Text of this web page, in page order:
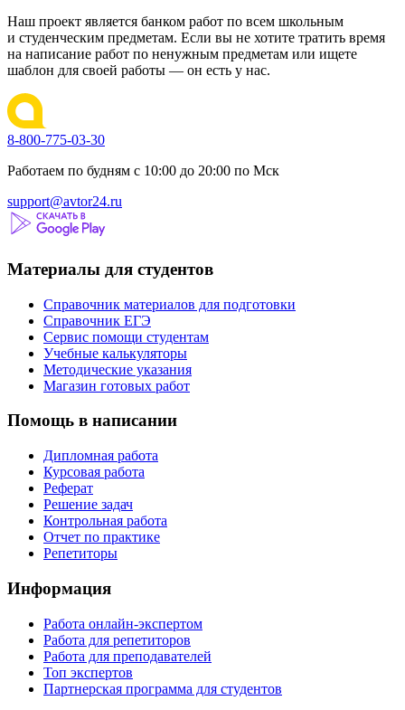
Наш проект является банком работ по всем школьным
и студенческим предметам. Если вы не хотите тратить время
на написание работ по ненужным предметам или ищете
шаблон для своей работы — он есть у нас.
8-800-775-03-30
Работаем по будням с 10:00 до 20:00 по Мск
support@avtor24.ru
Материалы для студентов
Справочник материалов для подготовки
Справочник ЕГЭ
Сервис помощи студентам
Учебные калькуляторы
Методические указания
Магазин готовых работ
Помощь в написании
Дипломная работа
Курсовая работа
Реферат
Решение задач
Контрольная работа
Отчет по практике
Репетиторы
Информация
Работа онлайн-экспертом
Работа для репетиторов
Работа для преподавателей
Топ экспертов
Партнерская программа для студентов